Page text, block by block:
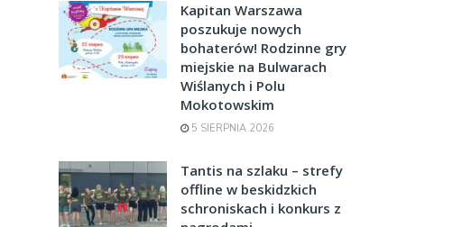
Kapitan Warszawa
poszukuje nowych
bohaterów! Rodzinne gry
miejskie na Bulwarach
Wiślanych i Polu
Mokotowskim
5 SIERPNIA 2026
Tantis na szlaku – strefy
offline w beskidzkich
schroniskach i konkurs z